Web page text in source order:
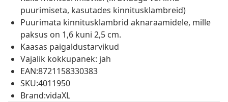
puurimiseta, kasutades kinnitusklambreid)
Puurimata kinnitusklambrid aknaraamidele, mille
paksus on 1,6 kuni 2,5 cm.
Kaasas paigaldustarvikud
Vajalik kokkupanek: jah
EAN:8721158330383
SKU:4011950
Brand:vidaXL